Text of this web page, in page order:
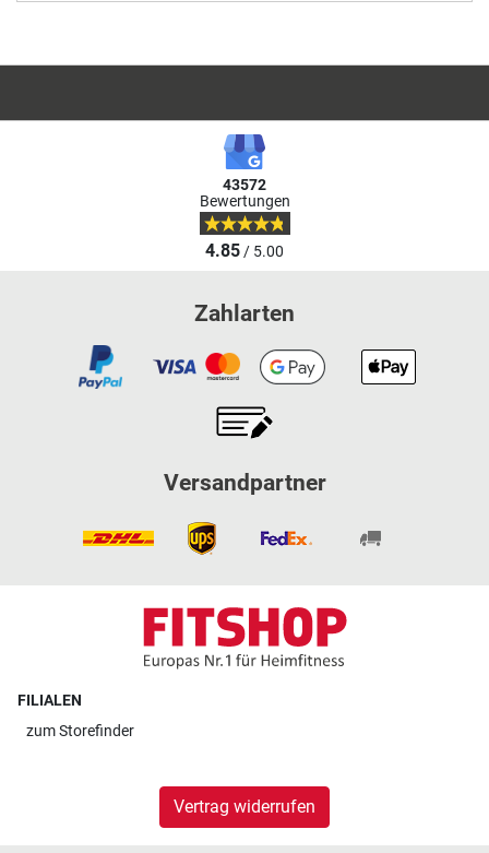
43572
Bewertungen
4.85/ 5.00
Zahlarten
Versandpartner
FILIALEN
zumStorefinder
Vertrag widerrufen